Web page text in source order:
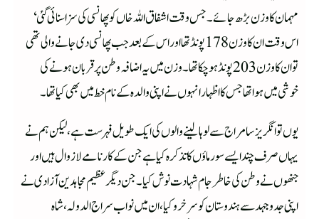
مہمان کا وزن بڑھ جائے۔جس وقت اشفاق اللہ خاں کو پھانسی کی سزا سنائی گئی‘
اس وقت ان کا وزن 178پونڈ تھا اور اس کے بعد جب پھانسی دی جانے والی تھی
تو ان کا وزن203پونڈ ہوچکا تھا۔وزن میں یہ اضافہ وطن پر قربان ہونے کی
خوشی میں ہوا تھا جس کا اظہار انہوں نے اپنی والدہ کے نام خط میں بھی کیا تھا۔
یوں تو انگریز سامراج سے لوہا لینے والوں کی ایک طویل فہرست ہے، لیکن ہم نے
یہاں صرف چند ایسے سورماؤں کا تذکرہ کیا ہے جن کے کارنامے لازوال ہیں اور
جنھوں نے وطن کی خاطر جام شہادت نوش کیا۔ جن دیگر عظیم مجاہدین آزادی نے
اپنی جدوجہد سے ہندوستان کو سرخرو کیا، ان میں نواب سراج الدولہ،شاہ